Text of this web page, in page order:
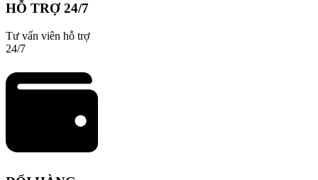
HỖ TRỢ 24/7
Tư vấn viên hỗ trợ
24/7